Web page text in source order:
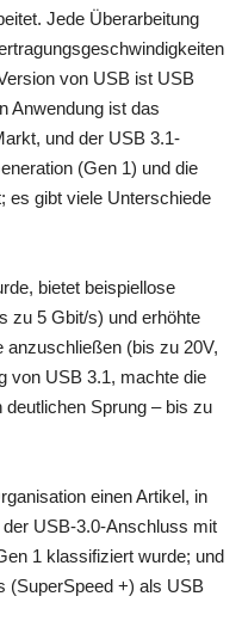
Jede Überarbeitung
von USB ist USB
Anwendung ist das
und der USB 3.1-
(Gen 1) und die
es gibt viele Unterschiede
bietet beispiellose
zu 5 Gbit/s) und erhöhte
anzuschließen (bis zu 20V,
von USB 3.1, machte die
Sprung – bis zu
einen Artikel, in
USB-3.0-Anschluss mit
1 klassifiziert wurde; und
(SuperSpeed +) als USB